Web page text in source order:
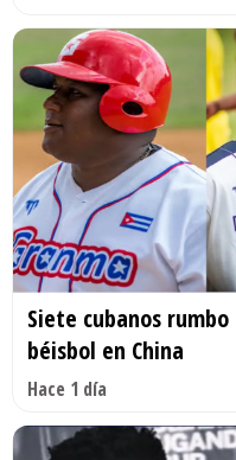
Siete cubanos
béisbol en China
Hace 1 día